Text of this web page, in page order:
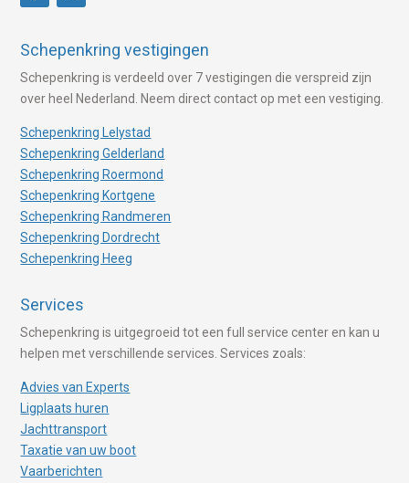
Schepenkring vestigingen
Schepenkring is verdeeld over 7 vestigingen die verspreid zijn
over heel Nederland. Neem direct contact op met een vestiging.
Schepenkring Lelystad
Schepenkring Gelderland
Schepenkring Roermond
Schepenkring Kortgene
Schepenkring Randmeren
Schepenkring Dordrecht
Schepenkring Heeg
Services
Schepenkring is uitgegroeid tot een full service center en kan u
helpen met verschillende services. Services zoals:
Advies van Experts
Ligplaats huren
Jachttransport
Taxatie van uw boot
Vaarberichten